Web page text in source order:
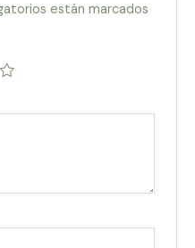
están marcados